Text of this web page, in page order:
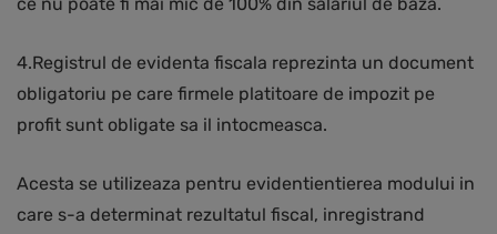
ce nu poate fi mai mic de 100% din salariul de baza.
4.Registrul de evidenta fiscala reprezinta un document
obligatoriu pe care firmele platitoare de impozit pe
profit sunt obligate sa il intocmeasca.
Acesta se utilizeaza pentru evidentientierea modului in
care s-a determinat rezultatul fiscal, inregistrand